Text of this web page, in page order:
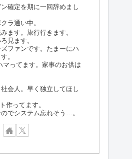
確定を期に一回辞めまし
ラ通い中。
ます。旅行行きます。
見ます。
ファンです。たまーにハ
。
マってます。家事のお供は
会人。早く独立してほし
作ってます。
でシステム忘れそう…。